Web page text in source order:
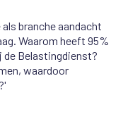
branche aandacht
Waarom heeft 95%
de Belastingdienst?
waardoor